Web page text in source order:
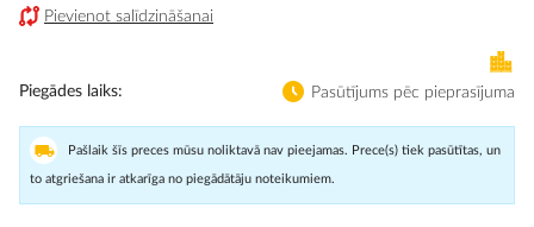
Pievienot salīdzināšanai
Piegādes laiks Pasūtījums pēc pieprasījuma
Pašlaik šīs preces mūsu noliktavā nav pieejamas. Prece(s) tiek pasūtītas, un
to atgriešana ir atkarīga no piegādātāju noteikumiem.